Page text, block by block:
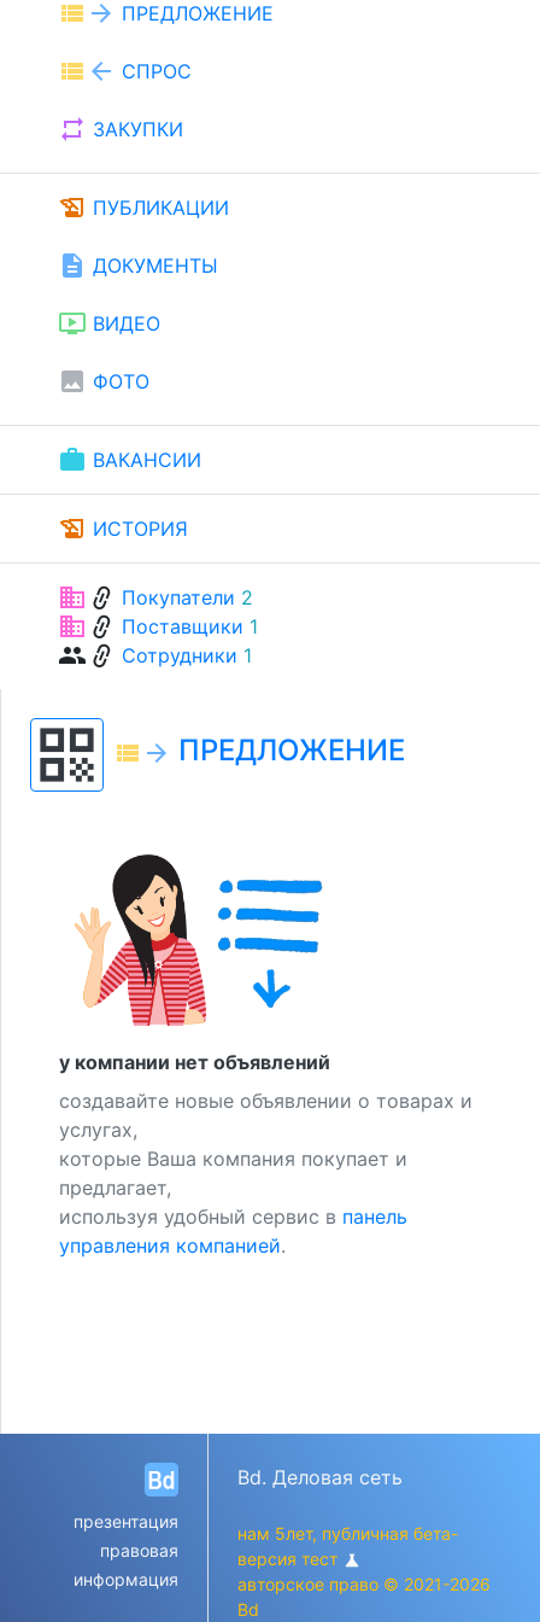
view_list arrow_forward ПРЕДЛОЖЕНИЕ
view_list arrow_back СПРОС
repeat ЗАКУПКИ
history_edu ПУБЛИКАЦИИ
description ДОКУМЕНТЫ
ondemand_video ВИДЕО
image ФОТО
work ВАКАНСИИ
history_edu ИСТОРИЯ
businesslink Покупатели 2
businesslink Поставщики 1
grouplink Сотрудники 1
qr_code view_list arrow_forward ПРЕДЛОЖЕНИЕ
у компании нет объявлений
создавайте новые объявлении о товарах и
услугах,
которые Ваша компания покупает и
предлагает,
используя удобный сервис в панель
управления компанией.
презентация
правовая
информация
Bd. Деловая сеть
нам 5лет, публичная бета-
версия тест science
авторское право © 2021-2026
Bd